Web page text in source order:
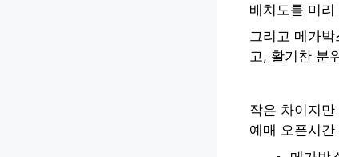
배치도를 미
그리고 메가
고, 활기찬 분
작은 차이지
예매 오픈시